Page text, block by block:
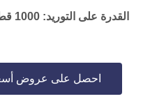
القدرة على التوريد: 1000 قطعة/شهر
احصل على عروض